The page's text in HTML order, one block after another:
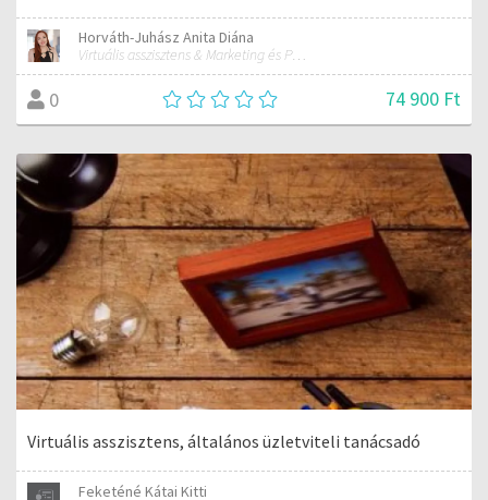
Horváth-Juhász Anita Diána
Virtuális asszisztens & Marketing és PR szakember
0 74 900 Ft
Virtuális asszisztens, általános üzletviteli tanácsadó
Feketéné Kátai Kitti